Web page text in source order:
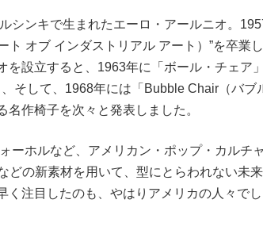
シンキで生まれたエーロ・アールニオ。
ト オブ インダストリアル アート）”を卒業
を設立すると、1963年に「ボール・チェア
そして、1968年には「Bubble Chair（バブ
作椅子を次々と発表しました。
ーホルなど、アメリカン・ポップ・カルチ
どの新素材を用いて、型にとらわれない未
注目したのも、やはりアメリカの人々でし